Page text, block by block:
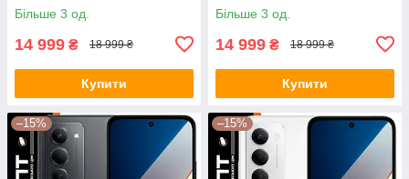
Більше 3 од.
14 999 ₴ 18 999 ₴
Купити
Більше 3 од.
14 999 ₴ 18 999 ₴
Купити
–15% –15%